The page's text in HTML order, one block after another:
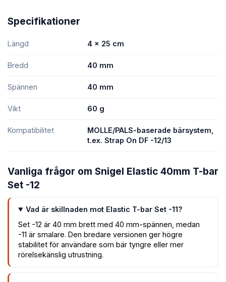
Specifikationer
Längd 4 × 25 cm
Bredd 40 mm
Spännen 40 mm
Vikt 60 g
Kompatibilitet
MOLLE/PALS-baserade bärsystem,
t.ex. Strap On DF -12/13
Vanliga frågor om Snigel Elastic 40mm T-bar
Set -12
Vad är skillnaden mot Elastic T-bar Set -11?
Set -12 är 40 mm brett med 40 mm-spännen, medan
-11 är smalare. Den bredare versionen ger högre
stabilitet för användare som bär tyngre eller mer
rörelsekänslig utrustning.